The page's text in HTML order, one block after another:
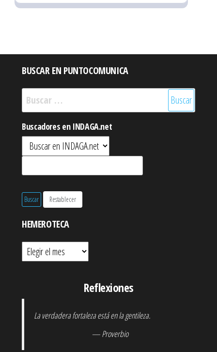
BUSCAR EN PUNTOCOMUNICA
Buscar:
Buscadores en INDAGA.net
HEMEROTECA
Hemeroteca
Reflexiones
La verdadera fortaleza está en la gentileza.
— Proverbio